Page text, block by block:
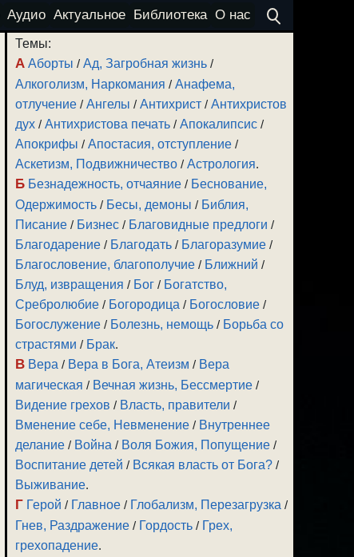
Аудио Актуальное Библиотека О нас
Темы:
А Аборты /Ад, Загробная жизнь /
Алкоголизм, Наркомания /Анафема,
отлучение /Ангелы /Антихрист /Антихристов
дух /Антихристова печать /Апокалипсис /
Апокрифы /Апостасия, отступление /
Аскетизм, Подвижничество /Астрология.
Б Безнадежность, отчаяние / Беснование,
Одержимость / Бесы, демоны / Библия,
Писание / Бизнес / Благовидные предлоги /
Благодарение / Благодать / Благоразумие /
Благословение, благополучие / Ближний /
Блуд, извращения / Бог / Богатство,
Сребролюбие / Богородица / Богословие /
Богослужение / Болезнь, немощь / Борьба со
страстями / Брак.
В Вера / Вера в Бога, Атеизм / Вера
магическая / Вечная жизнь, Бессмертие /
Видение грехов / Власть, правители /
Вменение себе, Невменение / Внутреннее
делание / Война / Воля Божия, Попущение /
Воспитание детей / Всякая власть от Бога? /
Выживание.
Г Герой / Главное / Глобализм, Перезагрузка /
Гнев, Раздражение / Гордость / Грех,
грехопадение.